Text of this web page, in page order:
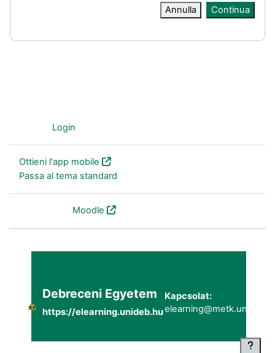
Annulla Continua
Login
Ottieni l'app mobile
Passa al tema standard
Moodle
Debreceni Egyetem
https://elearning.unideb.hu
Kapcsolat: